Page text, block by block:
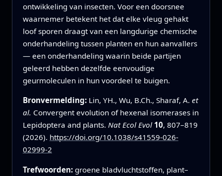
ontwikkeling van insecten. Voor een doorsnee
waarnemer betekent het dat elke vleug gehakt
loof sporen draagt van een langdurige chemische
onderhandeling tussen planten en hun aanvallers
— een onderhandeling waarin beide partijen
geleerd hebben dezelfde eenvoudige
geurmoleculen in hun voordeel te buigen.
Bronvermelding: Lin, YH., Wu, B.Ch., Sharaf, A. et
al. Convergent evolution of hexenal isomerases in
Lepidoptera and plants. Nat Ecol Evol 10, 807–819
(2026). https://doi.org/10.1038/s41559-026-
02999-2
Trefwoorden: groene bladvluchtstoffen, plant–